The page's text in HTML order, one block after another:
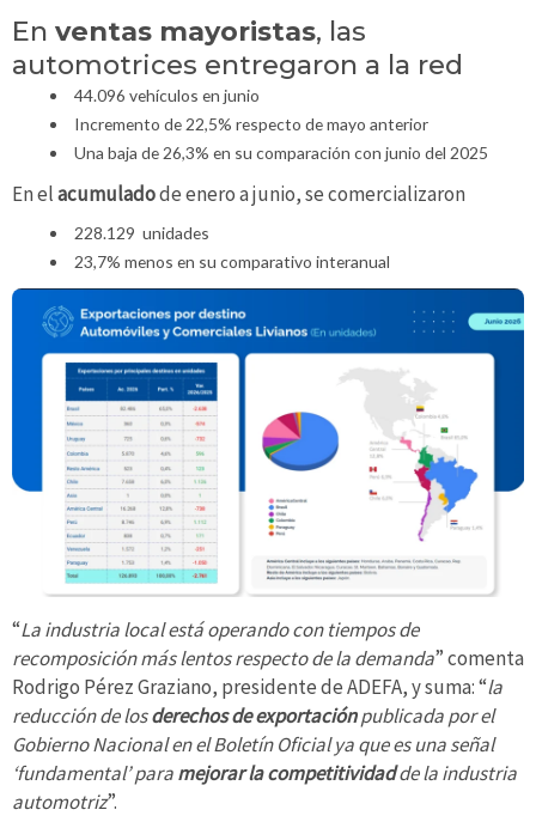
En ventas mayoristas, las
automotrices entregaron a la red
44.096 vehículos en junio
Incremento de 22,5% respecto de mayo anterior
Una baja de 26,3% en su comparación con junio del 2025
En elacumuladode enero a junio, se comercializaron
228.129 unidades
23,7% menos en su comparativo interanual
“La industria local está operando con tiempos de
recomposición más lentos respecto de la demanda” comenta
Rodrigo Pérez Graziano, presidente de ADEFA, y suma: “la
reducción de losderechos de exportaciónpublicada por el
Gobierno Nacional en el Boletín Oficial ya que es una señal
‘fundamental’ paramejorar la competitividadde la industria
automotriz”.